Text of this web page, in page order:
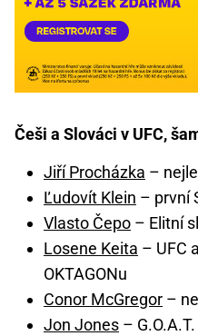
Češi a Slováci v UFC,
Jiří Procházka –
Ľudovít Klein – první
Vlasto Čepo – Elitní
Losene Keita – UFC
OKTAGONu
Conor McGregor –
Jon Jones –